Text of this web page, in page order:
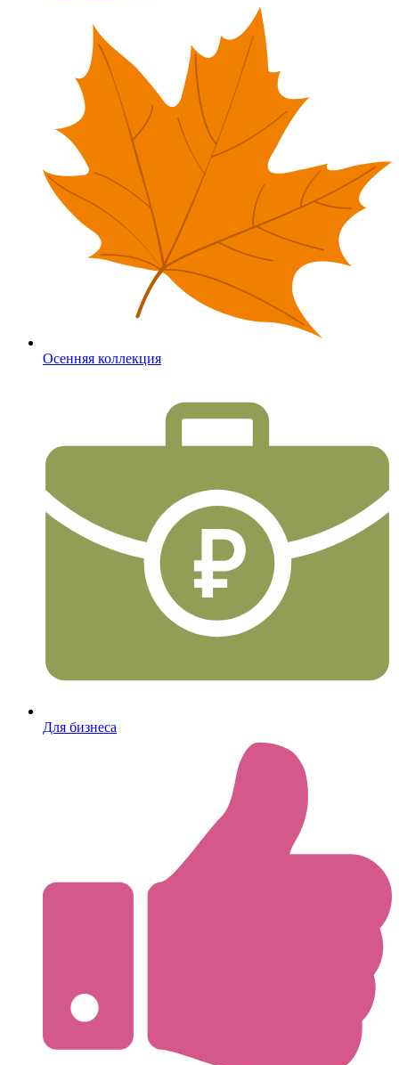
Осенняя коллекция
Для бизнеса